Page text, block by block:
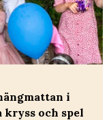
i
kryss och spel